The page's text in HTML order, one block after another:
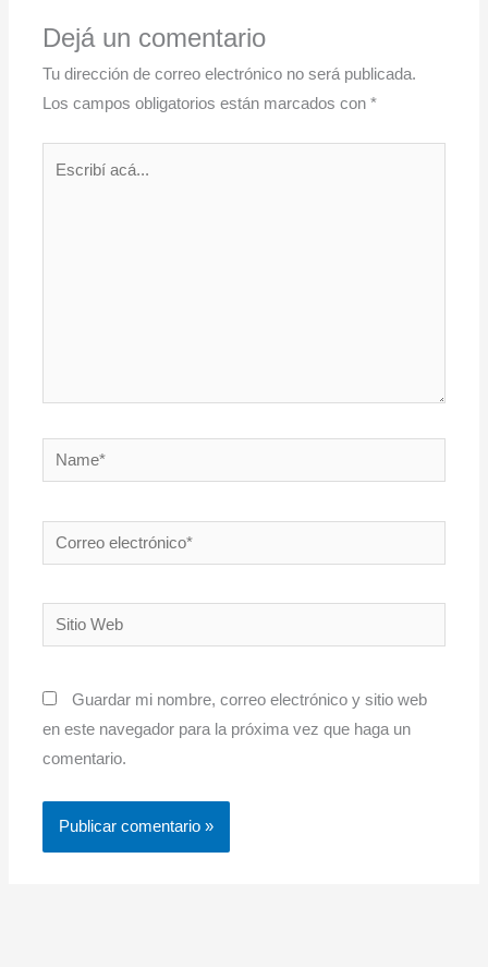
Dejá un comentario
Tu dirección de correo electrónico no será publicada.
Los campos obligatorios están marcados con*
Name*
Correo
electrónico*
Sitio
Web
Guardar mi nombre, correo electrónico y sitio web
en este navegador para la próxima vez que haga un
comentario.